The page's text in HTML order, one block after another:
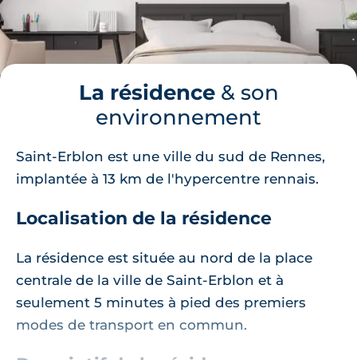
La résidence& son
environnement
Saint-Erblon est une ville du sud de Rennes,
implantée à 13 km de l'hypercentre rennais.
Localisation de la résidence
La résidence est située au nord de la place
centrale de la ville de Saint-Erblon et à
seulement 5 minutes à pied des premiers
modes de transport en commun.